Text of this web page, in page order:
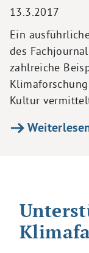
13.3.2017
Ein
des
zahlreiche
Kultur